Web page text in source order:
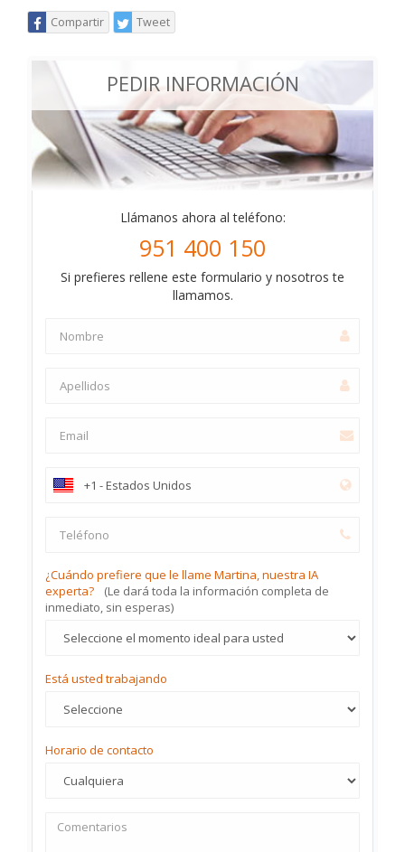
Compartir Tweet
PEDIR INFORMACIÓN
Llámanos ahora al teléfono:
951 400 150
Si prefieres rellene este formulario y nosotros te
llamamos.
¿Cuándo prefiere que le llame Martina, nuestra IA
experta?
(Le dará toda la información completa de
inmediato, sin esperas)
Está usted trabajando
Horario de contacto